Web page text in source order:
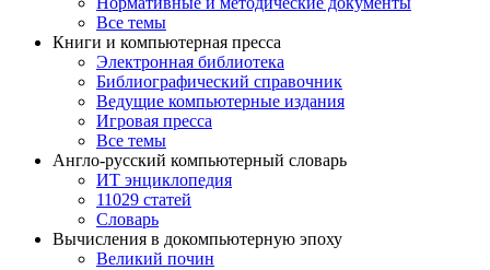
Все темы
Книги и компьютерная пресса
Электронная библиотека
Библиографический справочник
Ведущие компьютерные издания
Игровая пресса
Все темы
Англо-русский компьютерный словарь
ИТ энциклопедия
11029 статей
Словарь
Вычисления в докомпьютерную эпоху
Великий почин